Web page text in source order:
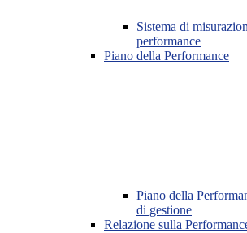
Sistema di
performance
Piano della Performance
Piano della
di gestione
Relazione sulla